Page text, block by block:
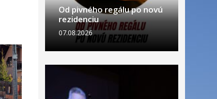
Od pivného regálu po novú
rezidenciu
07.08.2026